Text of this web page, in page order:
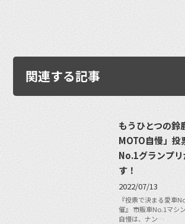
関連する記事
もうひとつの鈴
MOTO自慢」投
No.1グランプ
す！
2022/07/13
『投票で決まる愛車
催』 市販車No.1マシ
自慢は、ナン…